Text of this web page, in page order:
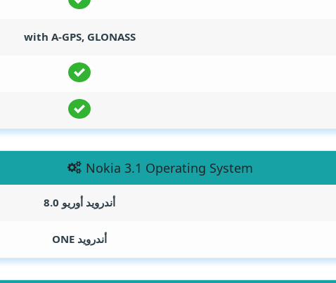
with A-GPS, GLONASS
Nokia 3.1 Operating System
أندرويد أوريو 8.0
أندرويد ONE